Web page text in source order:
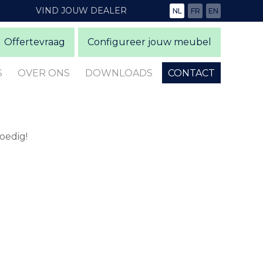
NL FR EN
VIND JOUW DEALER
OVER ONS DOWNLOADS CONTACT
Offertevraag Configureer jouw meubel